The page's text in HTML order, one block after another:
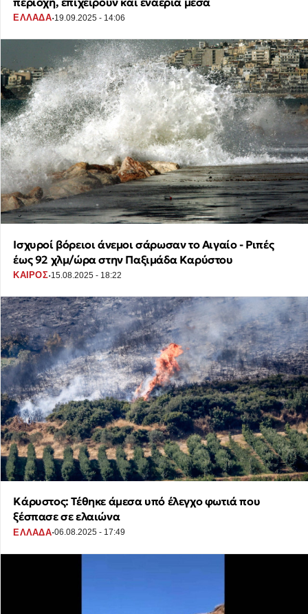
ΕΛΛΑΔΑ·19.09.2025 - 14:06
Ισχυροί βόρειοι άνεμοι σάρωσαν το Αιγαίο - Ριπές
έως 92 χλμ/ώρα στην Παξιμάδα Καρύστου
ΚΑΙΡΟΣ·15.08.2025 - 18:22
Κάρυστος: Τέθηκε άμεσα υπό έλεγχο φωτιά που
ξέσπασε σε ελαιώνα
ΕΛΛΑΔΑ·06.08.2025 - 17:49